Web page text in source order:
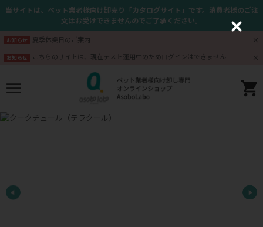
当サイトは、ペット業者様向け卸売り「カタログサイト」です。消費者様のご注
文はお受けできませんのでご了承ください。
お知らせ 夏季休業日のご案内
お知らせ こちらのサイトは、現在テスト運用中のためログインはできません
C